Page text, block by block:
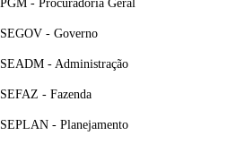
PGM - Procuradoria Geral
SEGOV - Governo
SEADM - Administração
SEFAZ - Fazenda
SEPLAN - Planejamento